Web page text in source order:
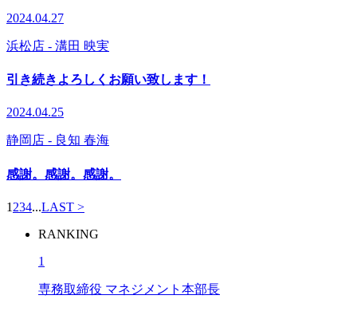
2024.04.27
浜松店 - 溝田 映実
引き続きよろしくお願い致します！
2024.04.25
静岡店 - 良知 春海
感謝。感謝。感謝。
1 234...LAST >
RANKING
1
専務取締役 マネジメント本部長